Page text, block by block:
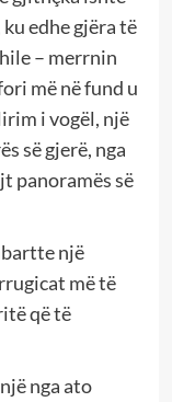
edhe gjëra të
– merrnin
më në fund u
i vogël, një
së gjerë, nga
panoramës së
një
më të
që të
nga ato